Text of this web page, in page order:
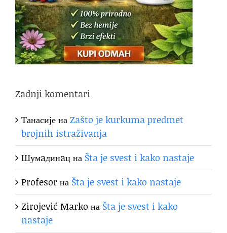
Zadnji komentari
ТанасијенаZašto je kurkuma predmet
brojnih istraživanja
Шумaдинaцна Šta je svest i kako nastaje
Profesorна Šta je svest i kako nastaje
Zirojević Marko на Šta je svest i kako
nastaje